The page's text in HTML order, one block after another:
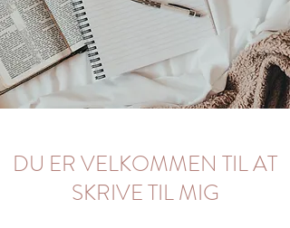
DU ER VELKOMMEN TIL AT
SKRIVE TIL MIG